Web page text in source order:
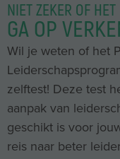
NIET ZEKER OF
GA OP
Wil je weten of het
zelftest! Deze test
aanpak van
geschikt is voor
reis naar beter